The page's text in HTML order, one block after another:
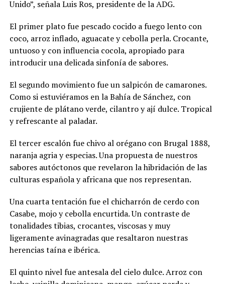
Unido”, señala Luis Ros, presidente de la ADG.
El primer plato fue pescado cocido a fuego lento con
coco, arroz inflado, aguacate y cebolla perla. Crocante,
untuoso y con influencia cocola, apropiado para
introducir una delicada sinfonía de sabores.
El segundo movimiento fue un salpicón de camarones.
Como si estuviéramos en la Bahía de Sánchez, con
crujiente de plátano verde, cilantro y ají dulce. Tropical
y refrescante al paladar.
El tercer escalón fue chivo al orégano con Brugal 1888,
naranja agria y especias. Una propuesta de nuestros
sabores autóctonos que revelaron la hibridación de las
culturas española y africana que nos representan.
Una cuarta tentación fue el chicharrón de cerdo con
Casabe, mojo y cebolla encurtida. Un contraste de
tonalidades tibias, crocantes, viscosas y muy
ligeramente avinagradas que resaltaron nuestras
herencias taína e ibérica.
El quinto nivel fue antesala del cielo dulce. Arroz con